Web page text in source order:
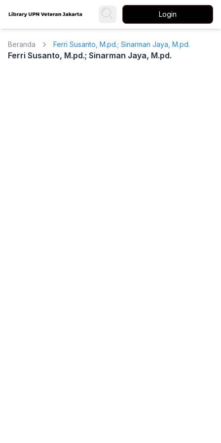
Login
Beranda Ferri Susanto, M.pd.; Sinarman Jaya, M.pd.
Ferri Susanto, M.pd.; Sinarman Jaya, M.pd.